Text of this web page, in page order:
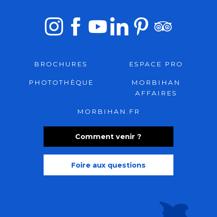
Comment venir ?
Foire aux questions
BROCHURES ESPACE PRO
PHOTOTHÈQUE
MORBIHAN
AFFAIRES
MORBIHAN.FR